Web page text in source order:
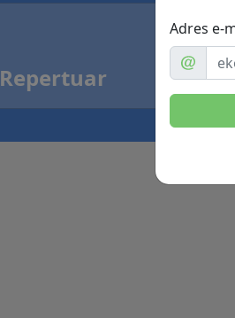
Repertuar
Adres e-